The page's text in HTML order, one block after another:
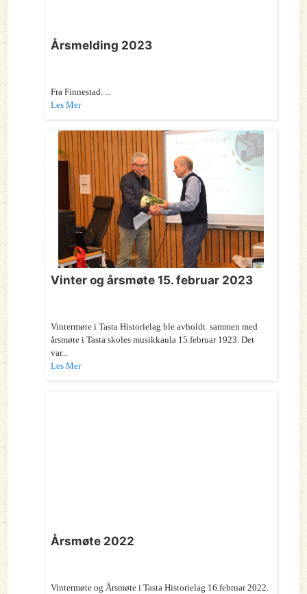
Årsmelding 2023
Fra Finnestad. ...
Les Mer
Vinter og årsmøte 15. februar 2023
Vintermøte i Tasta Historielag ble avholdt sammen med
årsmøte i Tasta skoles musikkaula 15.februar 1923. Det
var...
Les Mer
Årsmøte 2022
Vintermøte og Årsmøte i Tasta Historielag 16.februar 2022.